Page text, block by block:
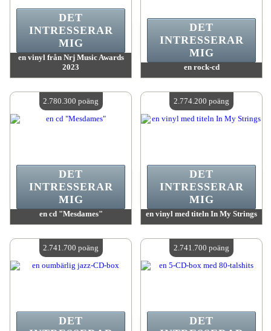
en vinyl från Nrj Music Awards
2023
Antal tillgängliga:4
DET
INTRESSERAR
MIG
en rock-cd
Antal tillgängliga:4
DET
INTRESSERAR
MIG
en cd "Mesdames"
Antal tillgängliga:4
DET
INTRESSERAR
MIG
2.780.300 poäng
en vinyl med titeln In My Strings
Antal tillgängliga:4
DET
INTRESSERAR
MIG
2.774.200 poäng
DET
2.741.700 poäng
DET
2.741.700 poäng